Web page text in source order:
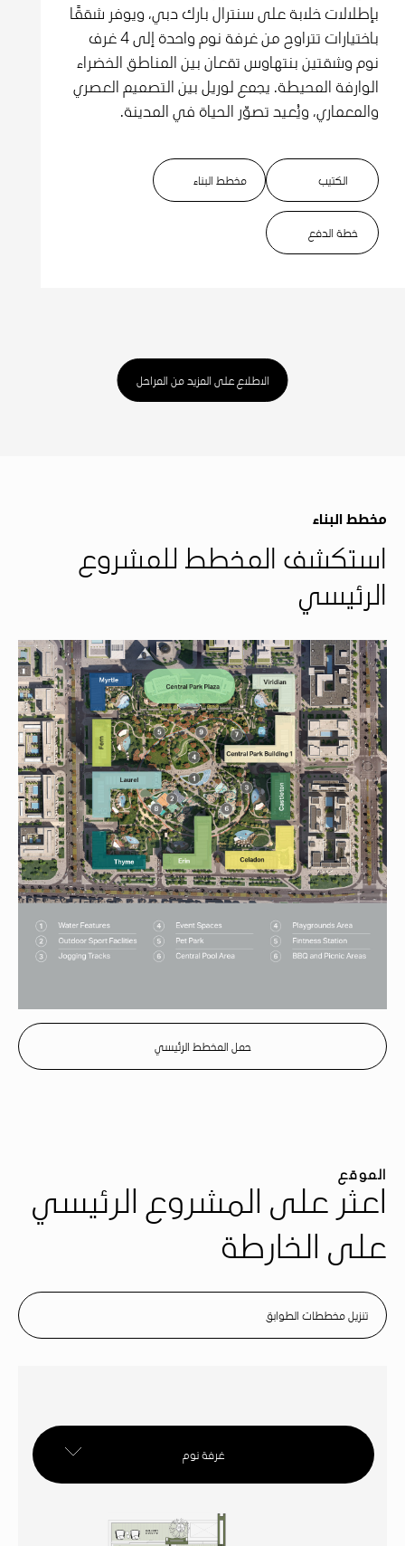
بإطلالات خلابة على سنترال بارك دبي، ويوفر شققًا
باختيارات تتراوح من غرفة نوم واحدة إلى 4 غرف
نوم وشقتين بنتهاوس تقعان بين المناطق الخضراء
الوارفة المحيطة. يجمع لوريل بين التصميم العصري
والمعماري، ويُعيد تصوّر الحياة في المدينة.
الكتيب مخطط البناء
خطة الدفع
الاطلاع على المزيد من المراحل
مخطط البناء
استكشف المخطط للمشروع
الرئيسي
حمل المخطط الرئيسي
الموقع
اعثر على المشروع الرئيسي
على الخارطة
تنزيل مخططات الطوابق
غرفة نوم